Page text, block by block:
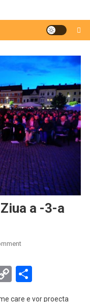
a -3-a
on
recomandări
TIFF,
Copy
care e vor proecta